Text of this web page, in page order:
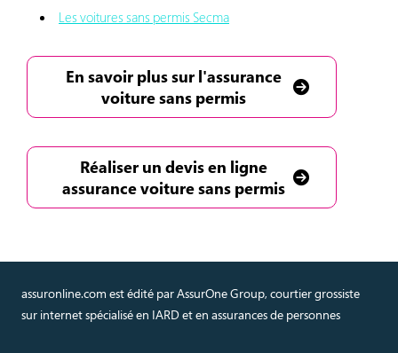
Les voitures sans permis Secma
En savoir plus sur l'assurance
voiture sans permis
Réaliser un devis en ligne
assurance voiture sans permis
assuronline.com est édité par AssurOne Group, courtier grossiste
sur internet spécialisé en IARD et en assurances de personnes